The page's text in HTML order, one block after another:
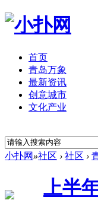
首页
青岛万象
最新资讯
创意城市
文化产业
小扑网 »社区 › 社区 ›
上半